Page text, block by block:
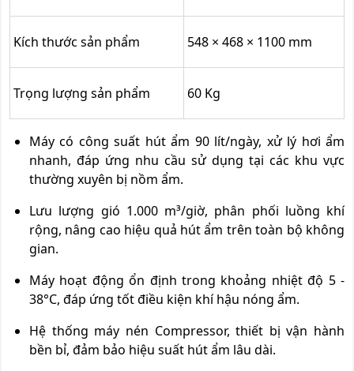
Kích thước sản phẩm 548 × 468 × 1100 mm
Trọng lượng sản phẩm 60 Kg
Máy có công suất hút ẩm 90 lít/ngày, xử lý hơi ẩm
nhanh, đáp ứng nhu cầu sử dụng tại các khu vực
thường xuyên bị nồm ẩm.
Lưu lượng gió 1.000 m³/giờ, phân phối luồng khí
rộng, nâng cao hiệu quả hút ẩm trên toàn bộ không
gian.
Máy hoạt động ổn định trong khoảng nhiệt độ 5 -
38°C, đáp ứng tốt điều kiện khí hậu nóng ẩm.
Hệ thống máy nén Compressor, thiết bị vận hành
bền bỉ, đảm bảo hiệu suất hút ẩm lâu dài.